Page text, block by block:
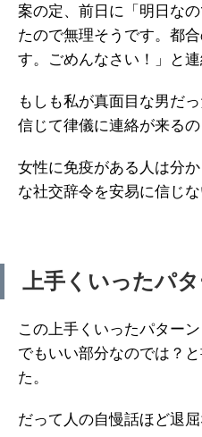
案の定、前日に「明日な
たので無理そうです。都
す。ごめんなさい！」と連
もしも私が真面目な男だ
信じて律儀に連絡が来る
女性に免疫がある人は分
な社交辞令を安易に信じな
上手くいったパ
この上手くいったパター
でもいい部分なのでは？
た。
だって人の自慢話ほど退